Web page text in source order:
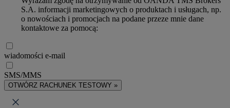
S.A. informacji marketingowych o produktach i usługach, np.
o nowościach i promocjach na podane przeze mnie dane
kontaktowe za pomocą:
wiadomości e-mail
SMS/MMS
OTWÓRZ RACHUNEK TESTOWY »